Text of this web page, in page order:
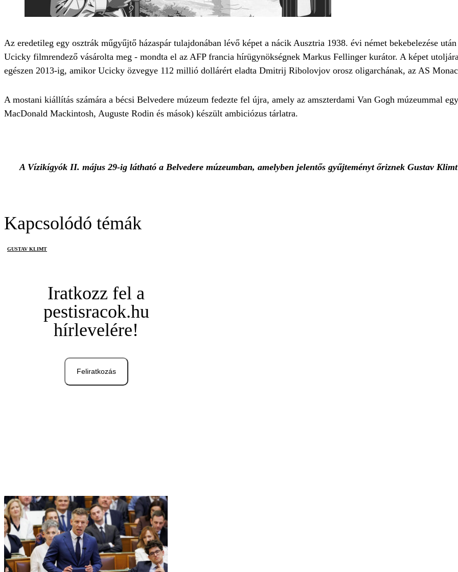
Az eredetileg egy osztrák műgyűjtő házaspár tulajdonában lévő képet a nácik Ausztria 1938. évi német bekebelezése
Ucicky filmrendező vásárolta meg - mondta el az AFP francia hírügynökségnek Markus Fellinger kurátor. A képet
egészen 2013-ig, amikor Ucicky özvegye 112 millió dollárért eladta Dmitrij Ribolovjov orosz oligarchának, az AS
A mostani kiállítás számára a bécsi Belvedere múzeum fedezte fel újra, amely az amszterdami Van Gogh múzeummal
MacDonald Mackintosh, Auguste Rodin és mások) készült ambiciózus tárlatra.
A Vízikígyók II. május 29-ig látható a Belvedere múzeumban, amelyben jelentős gyűjteményt őriznek Gustav
Kapcsolódó témák
GUSTAV KLIMT
Iratkozz fel a
pestisracok.hu
hírlevelére!
Feliratkozás